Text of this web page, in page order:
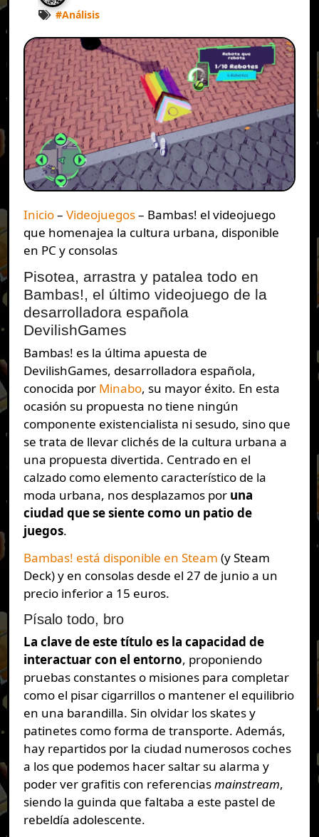
#Análisis
Inicio– Videojuegos– Bambas! el videojuego
que homenajea la cultura urbana, disponible
en PC y consolas
Pisotea, arrastra y patalea todo en
Bambas!, el último videojuego de la
desarrolladora española
DevilishGames
Bambas! es la última apuesta de
DevilishGames, desarrolladora española,
conocida por Minabo, su mayor éxito. En esta
ocasión su propuesta no tiene ningún
componente existencialista ni sesudo, sino que
se trata de llevar clichés de la cultura urbana a
una propuesta divertida. Centrado en el
calzado como elemento característico de la
moda urbana, nos desplazamos poruna
ciudad que se siente como un patio de
juegos.
Bambas! está disponible en Steam (y Steam
Deck) y en consolas desde el 27 de junio a un
precio inferior a 15 euros.
Písalo todo, bro
La clave de este título es la capacidad de
interactuar con el entorno, proponiendo
pruebas constantes o misiones para completar
como el pisar cigarrillos o mantener el equilibrio
en una barandilla. Sin olvidar los skates y
patinetes como forma de transporte. Además,
hay repartidos por la ciudad numerosos coches
a los que podemos hacer saltar su alarma y
poder ver grafitis con referenciasmainstream,
siendo la guinda que faltaba a este pastel de
rebeldía adolescente.